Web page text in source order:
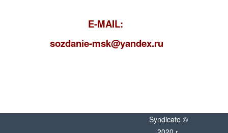
E-MAIL:
sozdanie-msk@yandex.ru
Syndicate ©